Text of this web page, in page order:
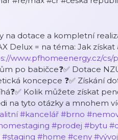
na dotace a kompletní
Delux = na téma: Jak
www.pfhomeenergy.cz/cs/
po babičce❓✅ Dotace
koncepce ❓✅ Získání
Kolik můžete získat
na tyto otázky a mnohem
#kancelář #brno
#prodej #bytu
#staging #home #ceny #vývoj